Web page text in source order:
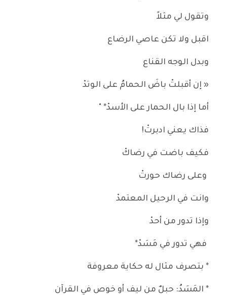
وتقول لي مثلاً
اقبل ولا تكن عاصي الرضاع
وبدل الوجه القناع
« إن أقبلتْ باضَ الحمامُ على الوتدْ
أما إذا بال الحمار على الأسدْ* "
فذاك يعني ادبرتْ!
فكيف باضت في رضاكْ
وعلى رضاك حورتْ
وانت في الرحيل المعتمدْ
وإذا تدور من أحدْ
فهي تدور في مَسَدْ*
* بتصرف مثال له حكاية معروفة
* المَسَدُ: حبلٌ من ليف أو خوص في القرآن